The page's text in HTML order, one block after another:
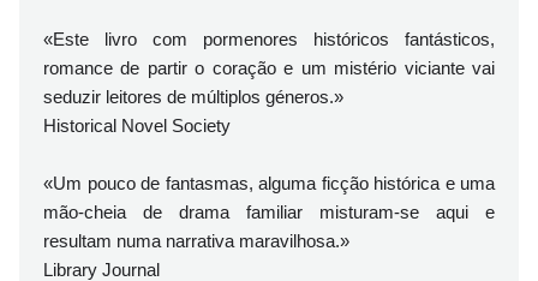
«Este livro com pormenores históricos fantásticos,
romance de partir o coração e um mistério viciante vai
seduzir leitores de múltiplos géneros.»
Historical Novel Society
«Um pouco de fantasmas, alguma ficção histórica e uma
mão-cheia de drama familiar misturam-se aqui e
resultam numa narrativa maravilhosa.»
Library Journal